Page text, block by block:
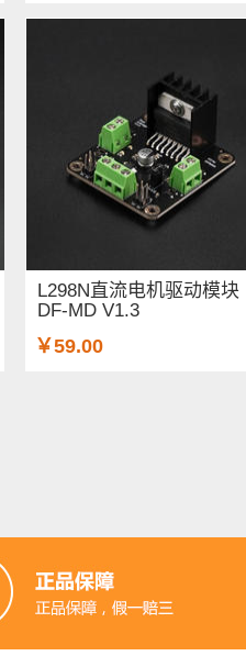
L298N直流电机驱动模块
DF-MD V1.3
￥59.00